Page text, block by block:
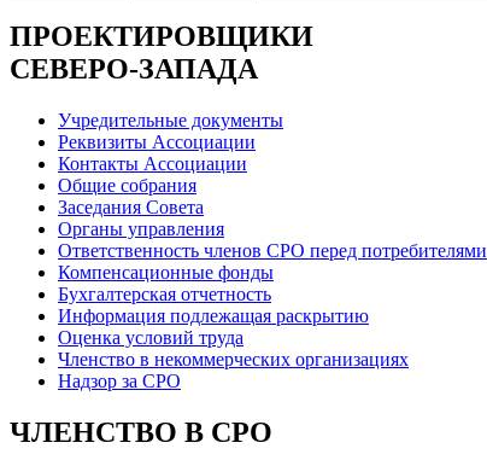
ПРОЕКТИРОВЩИКИ
СЕВЕРО-ЗАПАДА
Учредительные документы
Реквизиты Ассоциации
Контакты Ассоциации
Общие собрания
Заседания Совета
Органы управления
Ответственность членов СРО перед потребителями
Компенсационные фонды
Бухгалтерская отчетность
Информация подлежащая раскрытию
Оценка условий труда
Членство в некоммерческих организациях
Надзор за СРО
ЧЛЕНСТВО В СРО